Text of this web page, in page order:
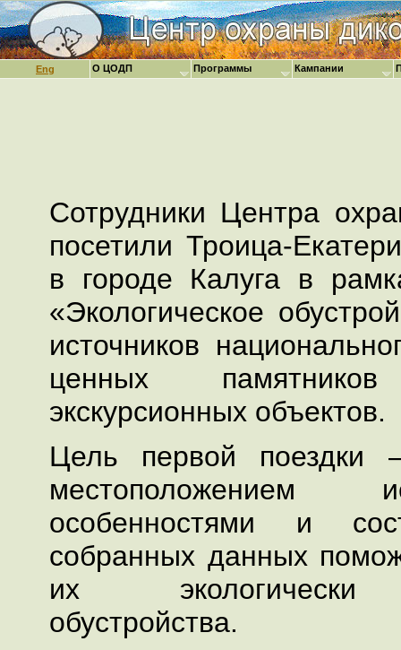
Eng
Сотрудники Центра
посетили Троица-
в городе Калуга в
«Экологическое
источников
ценных
экскурсионных объектов.
Цель первой поездки
местоположением
особенностями и
собранных данных
их экологически
обустройства.
О ЦОДП Программы Кампании